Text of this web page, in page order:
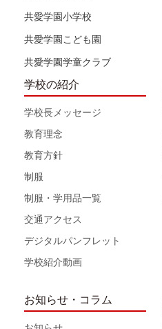
共愛学園小学校
共愛学園こども園
共愛学園学童クラブ
学校の紹介
学校長メッセージ
教育理念
教育方針
制服
制服・学用品一覧
交通アクセス
デジタルパンフレット
学校紹介動画
お知らせ・コラム